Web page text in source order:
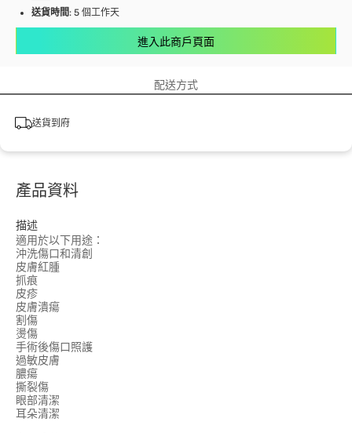
送貨時間: 5 個工作天
進入此商戶頁面
配送方式
送貨到府
產品資料
描述
適用於以下用途：
沖洗傷口和清創
皮膚紅腫
抓痕
皮疹
皮膚潰瘍
割傷
燙傷
手術後傷口照護
過敏皮膚
膿瘍
撕裂傷
眼部清潔
耳朵清潔